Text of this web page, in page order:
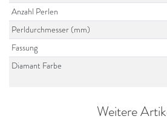
Anzahl Perlen
Perldurchmesser (mm)
Fassung
Diamant Farbe
Weitere